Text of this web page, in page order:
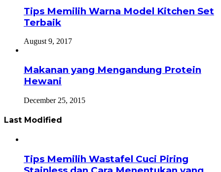
Tips Memilih Warna Model Kitchen Set
Terbaik
August 9, 2017
Makanan yang Mengandung Protein
Hewani
December 25, 2015
Last Modified
Tips Memilih Wastafel Cuci Piring